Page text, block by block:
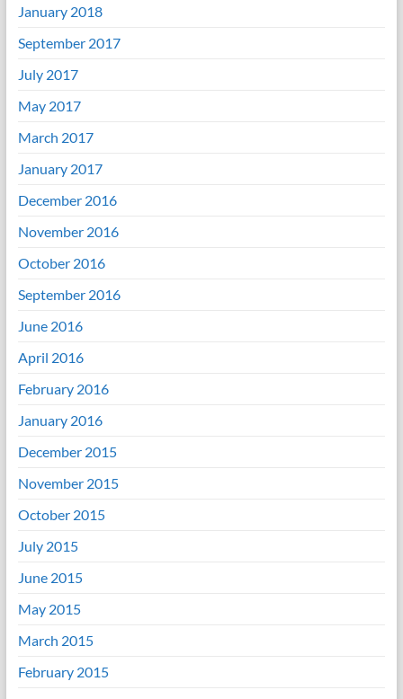
January 2018
September 2017
July 2017
May 2017
March 2017
January 2017
December 2016
November 2016
October 2016
September 2016
June 2016
April 2016
February 2016
January 2016
December 2015
November 2015
October 2015
July 2015
June 2015
May 2015
March 2015
February 2015